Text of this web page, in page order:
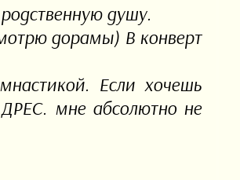
душу.
дорамы) В конверт
Если хочешь
мне абсолютно не